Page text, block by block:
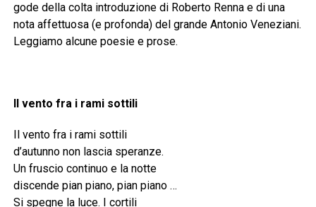
gode della colta introduzione di Roberto Renna e di una
nota affettuosa (e profonda) del grande Antonio Veneziani.
Leggiamo alcune poesie e prose.
Il vento fra i rami sottili
Il vento fra i rami sottili
d’autunno non lascia speranze.
Un fruscio continuo e la notte
discende pian piano, pian piano …
Si spegne la luce. I cortili